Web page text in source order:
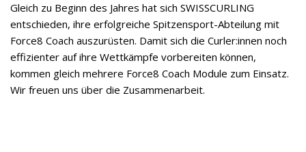
Gleich zu Beginn des Jahres hat sich SWISSCURLING
entschieden, ihre erfolgreiche Spitzensport-Abteilung mit
Force8 Coach auszurüsten. Damit sich die Curler:innen noch
effizienter auf ihre Wettkämpfe vorbereiten können,
kommen gleich mehrere Force8 Coach Module zum Einsatz.
Wir freuen uns über die Zusammenarbeit.